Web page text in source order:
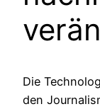
Die
den